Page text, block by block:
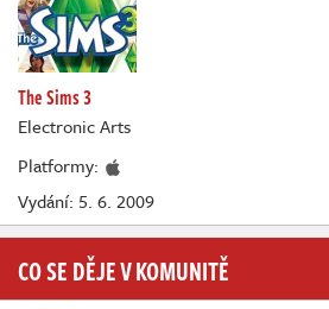
The Sims 3
Electronic Arts
Platformy:
Vydání: 5. 6. 2009
CO SE DĚJE V KOMUNITĚ